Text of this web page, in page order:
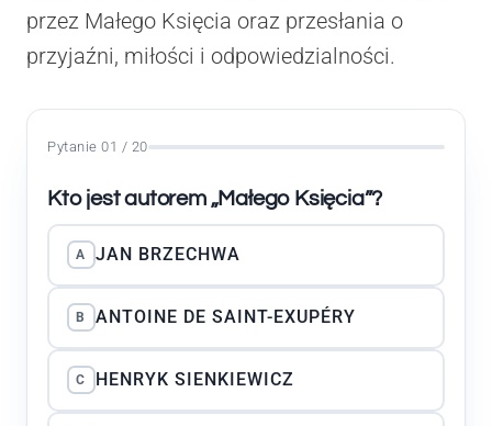
przez Małego Księcia oraz przesłania o
przyjaźni, miłości i odpowiedzialności.
Pytanie 01 / 20
Kto jest autorem „Małego Księcia”?
A JAN BRZECHWA
B ANTOINE DE SAINT-EXUPÉRY
C HENRYK SIENKIEWICZ